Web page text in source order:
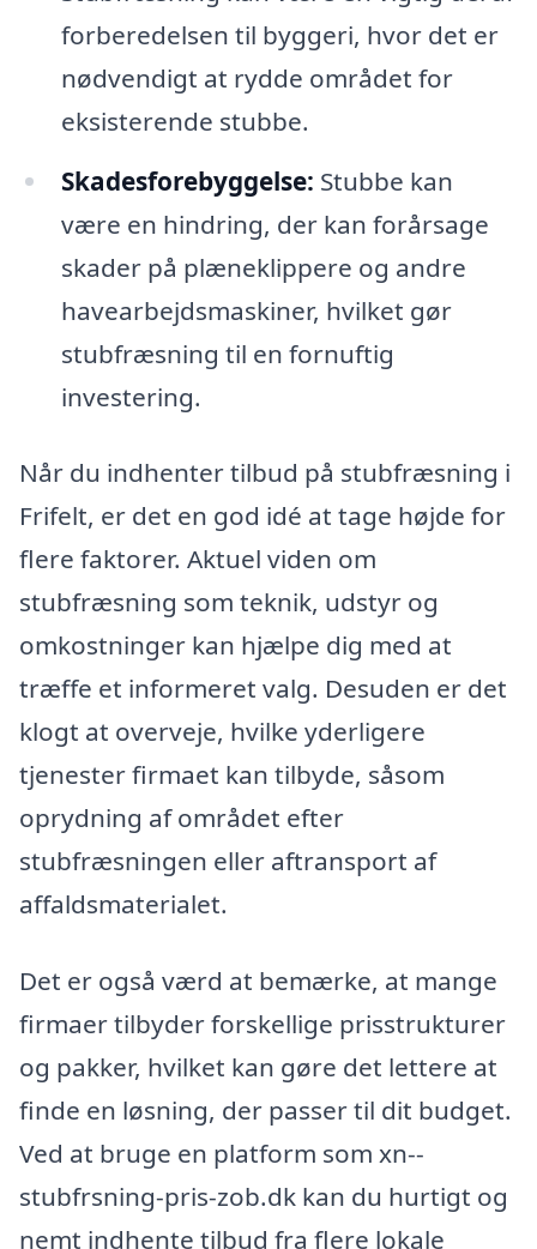
forberedelsen til byggeri, hvor det er
nødvendigt at rydde området for
eksisterende stubbe.
Skadesforebyggelse: Stubbe kan
være en hindring, der kan forårsage
skader på plæneklippere og andre
havearbejdsmaskiner, hvilket gør
stubfræsning til en fornuftig
investering.
Når du indhenter tilbud på stubfræsning i
Frifelt, er det en god idé at tage højde for
flere faktorer. Aktuel viden om
stubfræsning som teknik, udstyr og
omkostninger kan hjælpe dig med at
træffe et informeret valg. Desuden er det
klogt at overveje, hvilke yderligere
tjenester firmaet kan tilbyde, såsom
oprydning af området efter
stubfræsningen eller aftransport af
affaldsmaterialet.
Det er også værd at bemærke, at mange
firmaer tilbyder forskellige prisstrukturer
og pakker, hvilket kan gøre det lettere at
finde en løsning, der passer til dit budget.
Ved at bruge en platform som xn--
stubfrsning-pris-zob.dk kan du hurtigt og
nemt indhente tilbud fra flere lokale